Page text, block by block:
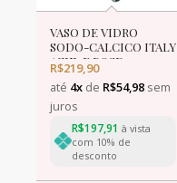
VASO DE VIDRO
SODO-CALCICO ITALY
AZUL E ROSE 13x17cm
R$219,90
até 4xde R$54,98sem
juros
R$197,91 à vista
com 10% de
desconto